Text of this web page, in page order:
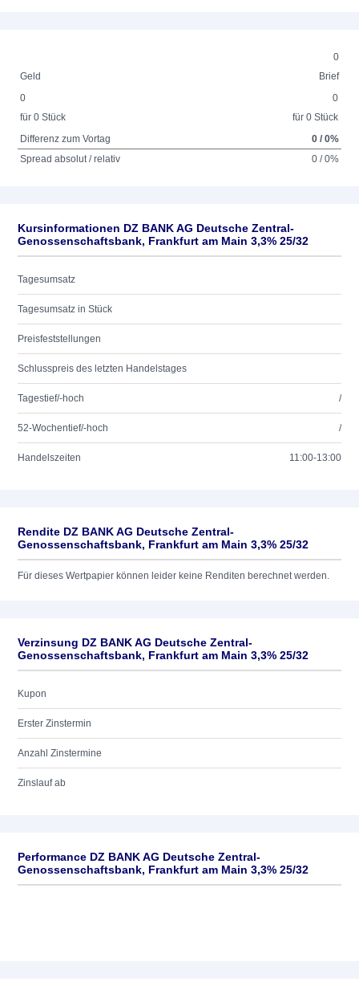
0
Geld
Brief
0
für 0 Stück
0
für 0 Stück
Differenz zum Vortag
0 / 0%
Spread absolut / relativ
0 / 0%
Kursinformationen DZ BANK AG Deutsche Zentral-
Genossenschaftsbank, Frankfurt am Main 3,3% 25/32
Tagesumsatz
Tagesumsatz in Stück
Preisfeststellungen
Schlusspreis des letzten Handelstages
Tagestief/-hoch /
52-Wochentief/-hoch /
Handelszeiten 11:00-13:00
Rendite DZ BANK AG Deutsche Zentral-
Genossenschaftsbank, Frankfurt am Main 3,3% 25/32
Für dieses Wertpapier können leider keine Renditen berechnet werden.
Verzinsung DZ BANK AG Deutsche Zentral-
Genossenschaftsbank, Frankfurt am Main 3,3% 25/32
Kupon
Erster Zinstermin
Anzahl Zinstermine
Zinslauf ab
Performance DZ BANK AG Deutsche Zentral-
Genossenschaftsbank, Frankfurt am Main 3,3% 25/32